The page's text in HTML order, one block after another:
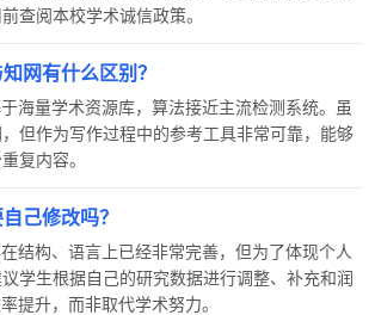
查阅本校学术诚信政策。
网有什么区别？
海量学术资源库，算法接近主流检测系统。虽
但作为写作过程中的参考工具非常可靠，能够
复内容。
己修改吗？
结构、语言上已经非常完善，但为了体现个人
学生根据自己的研究数据进行调整、补充和润
提升，而非取代学术努力。